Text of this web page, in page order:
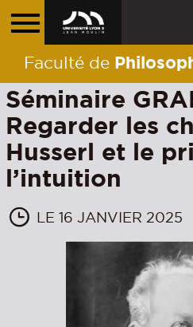
Faculté de
Séminaire
Regarder les
Husserl et le
l’intuition
LE 16 JANVIER 2025